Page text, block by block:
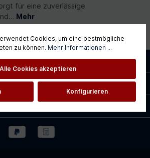
für eine zuverlässige
Mehr
Cookies, um eine bestmögliche
zu können. Mehr Informationen ...
Alle Cookies akzeptieren
Konfigurieren